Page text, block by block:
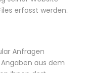
erfasst werden.
Anfragen
aus dem